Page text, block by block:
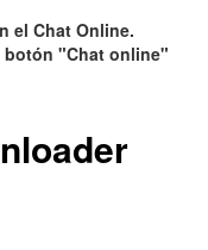
el Chat Online.
botón "Chat online"